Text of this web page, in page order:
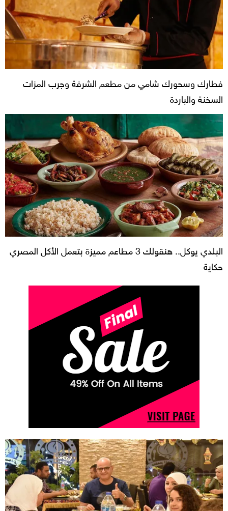
فطارك وسحورك شامي من مطعم الشرفة وجرب المزات
السخنة والباردة
البلدي يوكل.. هنقولك 3 مطاعم مميزة بتعمل الأكل المصري
حكاية